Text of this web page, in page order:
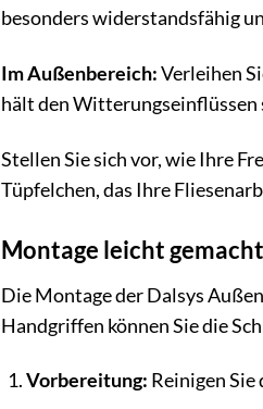
besonders widerstandsfähig
Im Außenbereich:Verleihen
hält den Witterungseinflüssen
Stellen Sie sich vor, wie Ihre
Tüpfelchen, das Ihre
Montage leicht
Die Montage der Dalsys
Handgriffen können Sie die
Vorbereitung: Reinigen Sie